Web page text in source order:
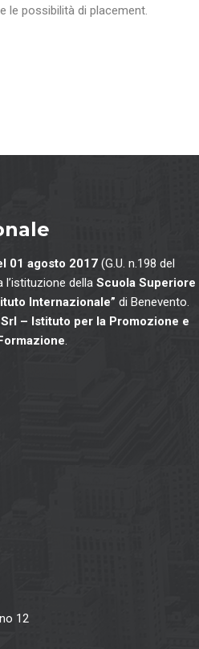
le possibilità di placement.
01 agosto 2017 (G.U. n.198 del
della Scuola Superiore
Internazionale” di Benevento.
Srl – Istituto per la Promozione e
.
12